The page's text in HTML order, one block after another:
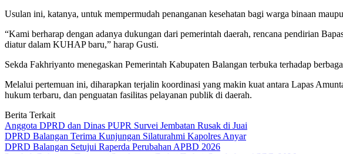
Usulan ini, katanya, untuk mempermudah penanganan kesehatan bagi warga binaan
“Kami berharap dengan adanya dukungan dari pemerintah daerah, rencana pendirian
diatur dalam KUHAP baru,” harap Gusti.
Sekda Fakhriyanto menegaskan Pemerintah Kabupaten Balangan terbuka terhadap
Melalui pertemuan ini, diharapkan terjalin koordinasi yang makin kuat antara Lapas
hukum terbaru, dan penguatan fasilitas pelayanan publik di daerah.
Berita Terkait
Anggota DPRD dan Dinas PUPR Survei Jembatan Rusak di Juai
DPRD Balangan Terima Kunjungan Silaturahmi Kapolres Anyar
DPRD Balangan Setujui Raperda Perubahan APBD 2026